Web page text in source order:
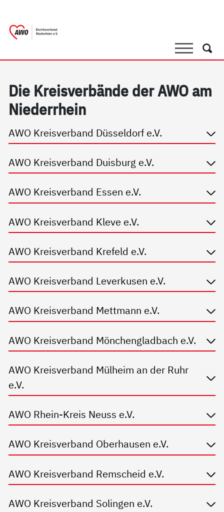
SucheSuche
Die Kreis­ver­bän­de der AWO am
Nie­der­r­hein
AWO Kreisverband Düsseldorf e.V.
AWO Kreisverband Duisburg e.V.
AWO Kreisverband Essen e.V.
AWO Kreisverband Kleve e.V.
AWO Kreisverband Krefeld e.V.
AWO Kreisverband Leverkusen e.V.
AWO Kreisverband Mettmann e.V.
AWO Kreisverband Mönchengladbach e.V.
AWO Kreisverband Mülheim an der Ruhr
e.V.
AWO Rhein-Kreis Neuss e.V.
AWO Kreisverband Oberhausen e.V.
AWO Kreisverband Remscheid e.V.
AWO Kreisverband Solingen e.V.